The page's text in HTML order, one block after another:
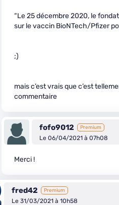
“Le 25 décembre 2020, le
sur le vaccin BioNTech/Pfizer
;)
mais c’est vrais que c’est
commentaire
fofo9012 Premium
Le 06/04/2021 à 07h08
Merci !
fred42 Premium
Le 31/03/2021 à 10h58